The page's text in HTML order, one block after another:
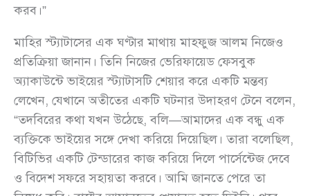
করব।”
মাহির স্ট্যাটাসের এক ঘণ্টার মাথায় মাহফুজ আলম নিজেও
প্রতিক্রিয়া জানান। তিনি নিজের ভেরিফায়েড ফেসবুক
অ্যাকাউন্টে ভাইয়ের স্ট্যাটাসটি শেয়ার করে একটি মন্তব্য
লেখেন, যেখানে অতীতের একটি ঘটনার উদাহরণ টেনে বলেন,
“তদবিরের কথা যখন উঠেছে, বলি—আমাদের এক বন্ধু এক
ব্যক্তিকে ভাইয়ের সঙ্গে দেখা করিয়ে দিয়েছিল। তারা বলেছিল,
বিটিভির একটি টেন্ডারের কাজ করিয়ে দিলে পার্সেন্টেজ দেবে
ও বিদেশ সফরে সহায়তা করবে। আমি জানতে পেরে তা